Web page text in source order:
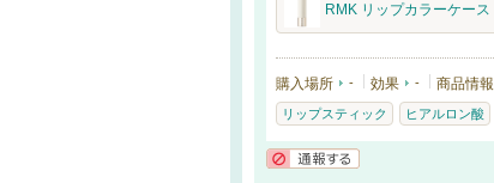
RMK リップカラーケース
購入場所 - 効果 - 商品情報
リップスティック ヒアルロン酸